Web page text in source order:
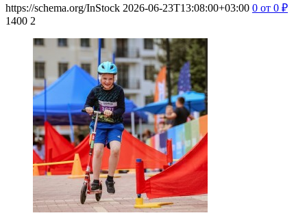
https://schema.org/InStock 2026-06-23T13:08:00+03:00 0 от 0 ₽
1400 2